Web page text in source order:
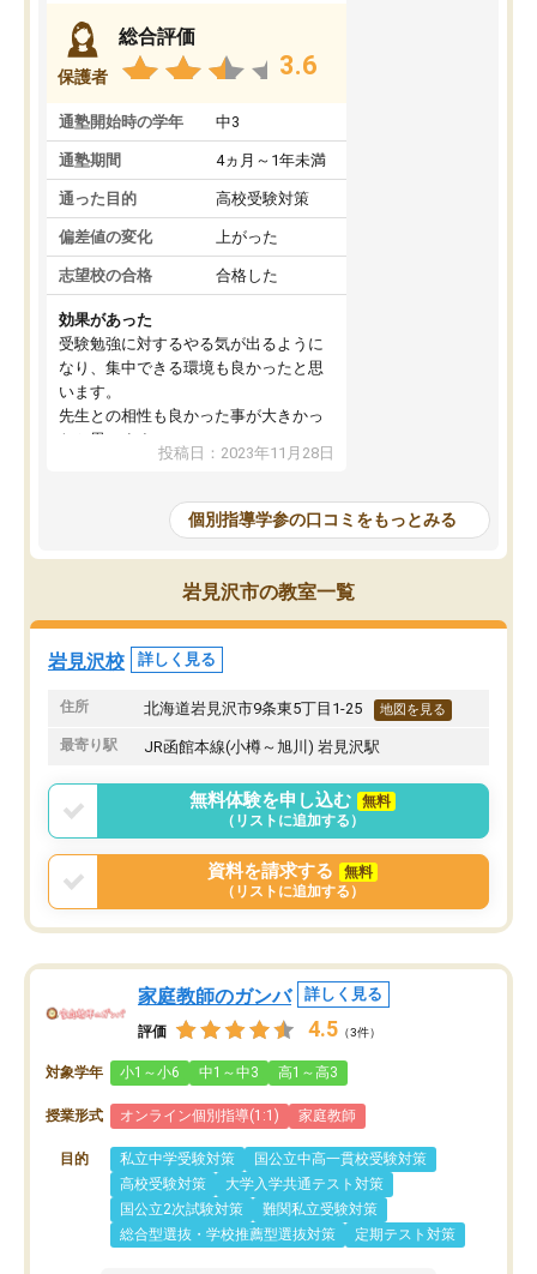
保護者
総合評価
3.6
通塾開始時の学年 中3
通塾期間 4ヵ月～1年未満
通った目的 高校受験対策
偏差値の変化 上がった
志望校の合格 合格した
効果があった
受験勉強に対するやる気が出るように
なり、集中できる環境も良かったと思
います。
先生との相性も良かった事が大きかっ
たと思います。
投稿日：2023年11月28日
個別指導学参の口コミをもっとみる
岩見沢市の教室一覧
岩見沢校 詳しく見る
住所 北海道岩見沢市9条東5丁目1-25 地図を見る
最寄り駅 JR函館本線(小樽～旭川) 岩見沢駅
無料体験を申し込む
無料
（リストに追加する）
資料を請求する
無料
（リストに追加する）
家庭教師のガンバ 詳しく見る
評価 4.5 （3件）
対象学年 小1～小6 中1～中3 高1～高3
授業形式 オンライン個別指導(1:1) 家庭教師
目的 私立中学受験対策
国公立中高一貫校受験対策
高校受験対策
大学入学共通テスト対策
国公立2次試験対策
難関私立受験対策
総合型選抜・学校推薦型選抜対策
定期テスト対策